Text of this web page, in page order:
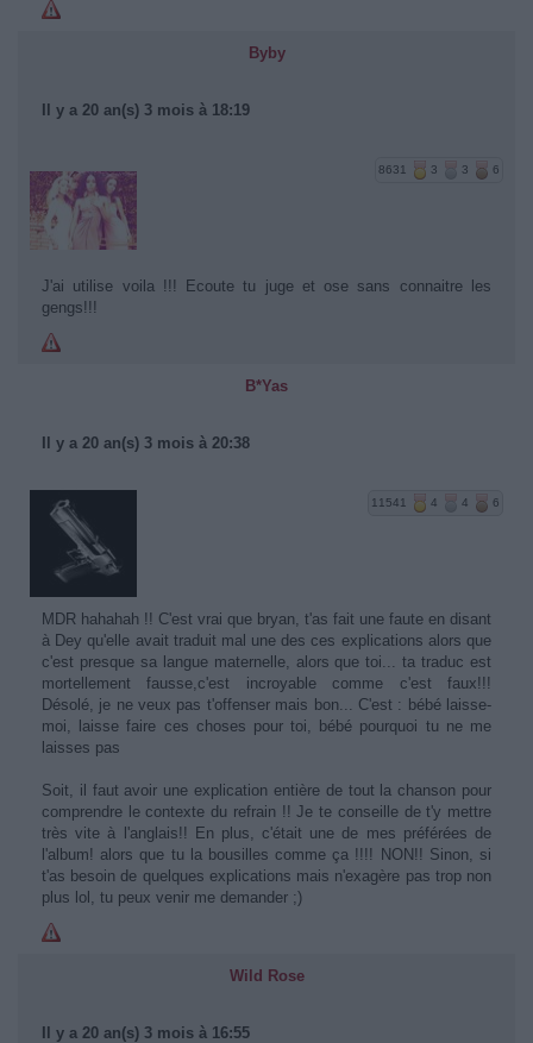
Byby
Il y a 20 an(s) 3 mois à 18:19
8631 3 3 6
J'ai utilise voila !!! Ecoute tu juge et ose sans connaitre les
gengs!!!
B*Yas
Il y a 20 an(s) 3 mois à 20:38
11541 4 4 6
MDR hahahah !! C'est vrai que bryan, t'as fait une faute en disant
à Dey qu'elle avait traduit mal une des ces explications alors que
c'est presque sa langue maternelle, alors que toi... ta traduc est
mortellement fausse,c'est incroyable comme c'est faux!!!
Désolé, je ne veux pas t'offenser mais bon... C'est : bébé laisse-
moi, laisse faire ces choses pour toi, bébé pourquoi tu ne me
laisses pas
Soit, il faut avoir une explication entière de tout la chanson pour
comprendre le contexte du refrain !! Je te conseille de t'y mettre
très vite à l'anglais!! En plus, c'était une de mes préférées de
l'album! alors que tu la bousilles comme ça !!!! NON!! Sinon, si
t'as besoin de quelques explications mais n'exagère pas trop non
plus lol, tu peux venir me demander ;)
Wild Rose
Il y a 20 an(s) 3 mois à 16:55